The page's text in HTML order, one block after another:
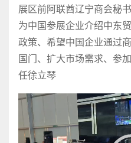
展区前阿联酋辽宁商会秘
为中国参展企业介绍中东
政策、希望中国企业通过
国门、扩大市场需求、参
任徐立琴
视
播